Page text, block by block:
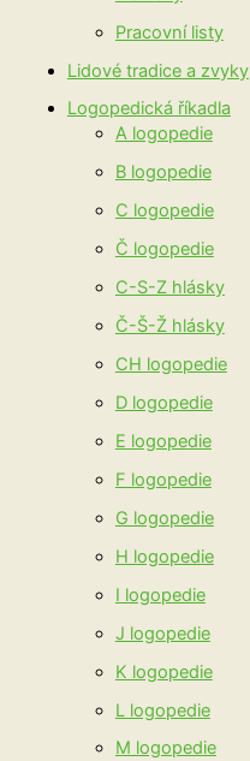
Pracovní listy
Lidové tradice a zvyky
Logopedická říkadla
A logopedie
B logopedie
C logopedie
Č logopedie
C-S-Z hlásky
Č-Š-Ž hlásky
CH logopedie
D logopedie
E logopedie
F logopedie
G logopedie
H logopedie
I logopedie
J logopedie
K logopedie
L logopedie
M logopedie